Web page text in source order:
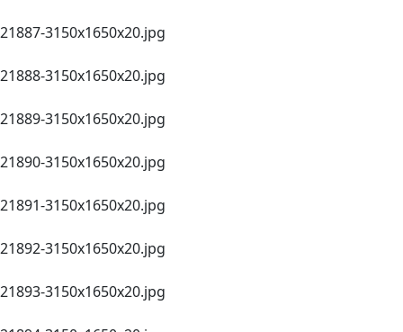
21887-3150х1650x20.jpg
21888-3150х1650x20.jpg
21889-3150х1650x20.jpg
21890-3150х1650x20.jpg
21891-3150х1650x20.jpg
21892-3150х1650x20.jpg
21893-3150х1650x20.jpg